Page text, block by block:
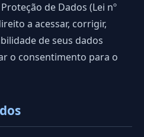
de Dados (Lei nº
a acessar, corrigir,
de seus dados
o consentimento para o